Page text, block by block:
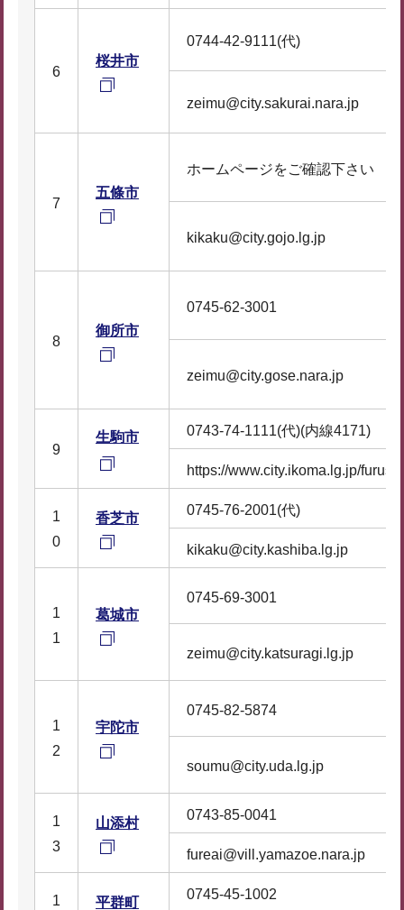
6
桜井市
0744-42-9111(代)
zeimu@city.sakurai.nara.jp
7
五條市
ホームページをご確認下さい
kikaku@city.gojo.lg.jp
8
御所市
0745-62-3001
zeimu@city.gose.nara.jp
9
生駒市 0743-74-1111(代)(内線4171)
https://www.city.ikoma.lg.jp/
1
0
香芝市
0745-76-2001(代)
kikaku@city.kashiba.lg.jp
1
1
葛城市
0745-69-3001
zeimu@city.katsuragi.lg.jp
1
2
宇陀市
0745-82-5874
soumu@city.uda.lg.jp
1
3
山添村
0743-85-0041
fureai@vill.yamazoe.nara.jp
1 平群町
0745-45-1002